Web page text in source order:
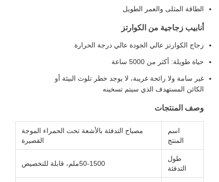
الطاقة المثلى والعمر الطويل
أنابيب زجاجية من الكوارتز
زجاج الكوارتز عالي الجودة عالي درجة الحرارة
حياة طويلة: أكثر من 5000 ساعة
غير سامة ولا رائحة غريبة، لا يوجد خطر تلوث البيئة أو
الكائن المستهدف الذي سيتم تسخينه
وصف المنتجات
اسم
المنتج
مصباح التدفئة بالأشعة تحت الحمراء الموجة
القصيرة
طول
التدفئة
50-1500ملم، قابلة للتخصيص